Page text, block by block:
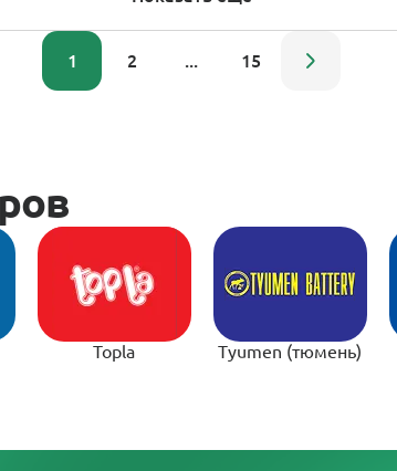
1 2 ... 15
Topla Tyumen (тюмень)